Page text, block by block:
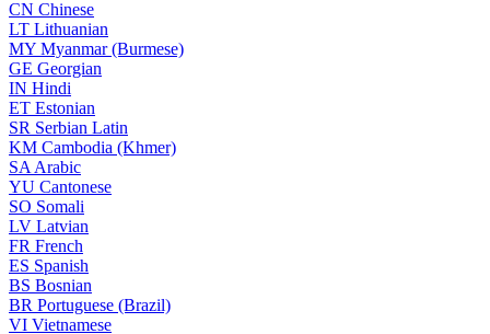
CN Chinese
LT Lithuanian
MY Myanmar (Burmese)
GE Georgian
IN Hindi
ET Estonian
SR Serbian Latin
KM Cambodia (Khmer)
SA Arabic
YU Cantonese
SO Somali
LV Latvian
FR French
ES Spanish
BS Bosnian
BR Portuguese (Brazil)
VI Vietnamese